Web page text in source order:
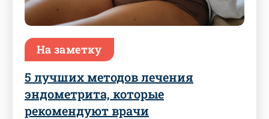
На заметку
5 лучших методов лечения
эндометрита, которые
рекомендуют врачи